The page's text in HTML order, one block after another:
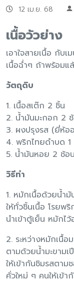
12 เม.ย. 68
เนื้อวัวย่าง
เอาใจสายเนื้อ กับ
เนื้อฉ่ำๆ ถ้าพร้อมแ
วัตถุดิบ
1. เนื้อสเต๊ก 2 ชิ้น
2. น้ำมันมะกอก 2 ช้
3. ผงปรุงรส (ยี่ห้อ
4. พริกไทยดำบด 1
5. น้ำมันหอย 2 ช้อ
วิธีทำ
1. หมักเนื้อด้วยน้ำ
ให้ทั่วชิ้นเนื้อ โรยพ
นำเข้าตู้เย็น หมักไ
2. ​ระหว่างหมักเนื้อ
ตามด้วยน้ำมะขาม
ให้เข้ากันชิมรสตา
คั่วใหม่ ๆ คนให้เข้